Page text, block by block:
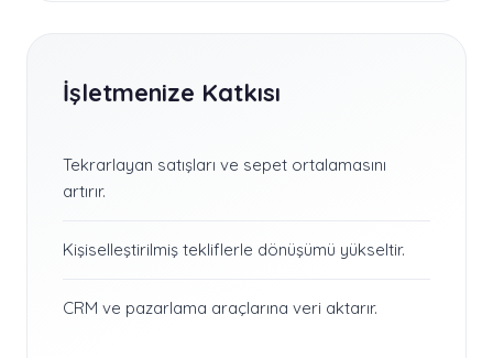
İşletmenize Katkısı
Tekrarlayan satışları ve sepet ortalamasını
artırır.
Kişiselleştirilmiş tekliflerle dönüşümü yükseltir.
CRM ve pazarlama araçlarına veri aktarır.